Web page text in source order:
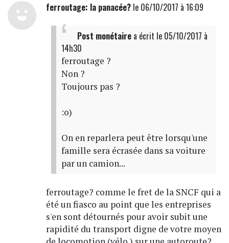
ferroutage: la panacée?le 06/10/2017 à 16:09
Post monétairea écrit le 05/10/2017 à
14h30
ferroutage ?
Non ?
Toujours pas ?
:o)
On en reparlera peut être lorsqu'une
famille sera écrasée dans sa voiture
par un camion...
ferroutage? comme le fret de la SNCF qui a
été un fiasco au point que les entreprises
s'en sont détournés pour avoir subit une
rapidité du transport digne de votre moyen